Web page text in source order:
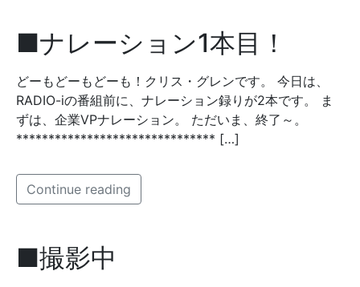
■ナレーション1本目！
どーもどーもどーも！クリス・グレンです。 今日は、
RADIO-iの番組前に、ナレーション録りが2本です。 ま
ずは、企業VPナレーション。 ただいま、終了～。
******************************* […]
Continue reading
■撮影中